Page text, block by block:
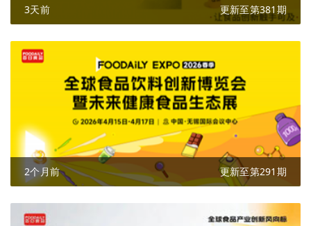
3天前 更新至第381期
2个月前 更新至第291期